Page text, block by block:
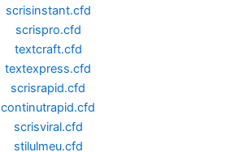
scrisinstant.cfd
scrispro.cfd
textcraft.cfd
textexpress.cfd
scrisrapid.cfd
continutrapid.cfd
scrisviral.cfd
stilulmeu.cfd